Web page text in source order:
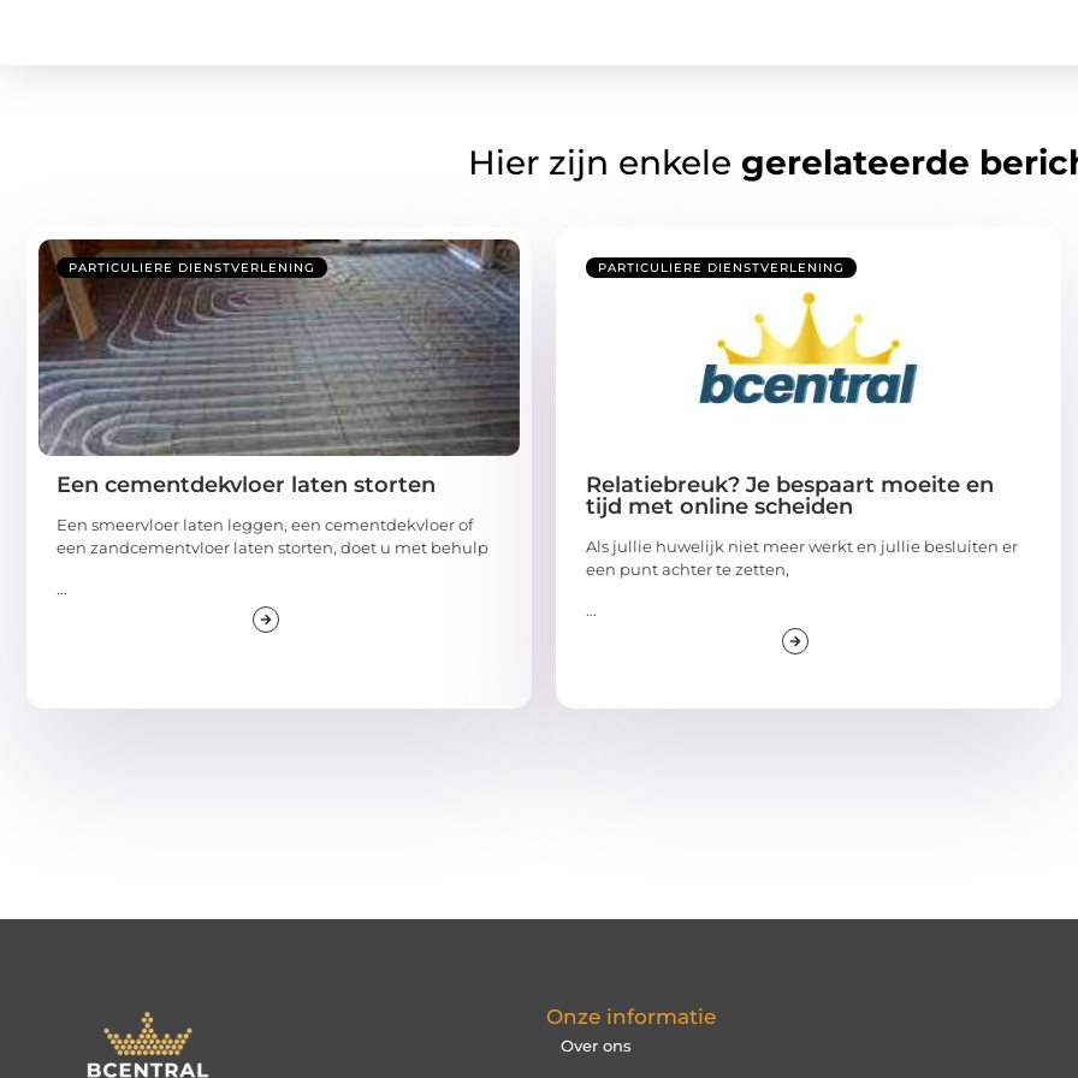
Hier zijn enkele gerelateerde
PARTICULIERE DIENSTVERLENING
Een cementdekvloer laten storten
Een smeervloer laten leggen, een cementdekvloer of
een zandcementvloer laten storten, doet u met behulp
...
PARTICULIERE DIENSTVERLENING
Relatiebreuk? Je bespaart moeite en
tijd met online scheiden
Als jullie huwelijk niet meer werkt en jullie besluiten er
een punt achter te zetten,
...
Onze informatie
Over ons